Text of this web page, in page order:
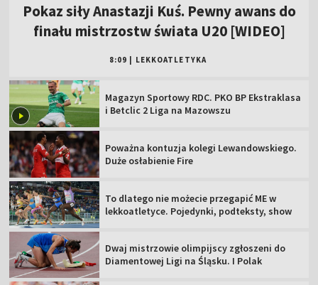
Pokaz siły Anastazji Kuś. Pewny awans do
finału mistrzostw świata U20 [WIDEO]
8:09 LEKKOATLETYKA
Magazyn Sportowy RDC. PKO BP Ekstraklasa
i Betclic 2 Liga na Mazowszu
Poważna kontuzja kolegi Lewandowskiego.
Duże osłabienie Fire
To dlatego nie możecie przegapić ME w
lekkoatletyce. Pojedynki, podteksty, show
Dwaj mistrzowie olimpijscy zgłoszeni do
Diamentowej Ligi na Śląsku. I Polak